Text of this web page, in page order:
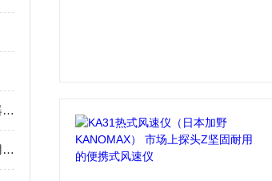
甲醛检测仪试剂配合空气检测仪器一起使用
水质毒性分析仪的工作原理及应用范围